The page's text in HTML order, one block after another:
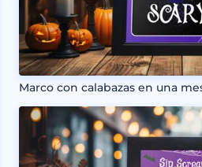
Marco con calabazas en una